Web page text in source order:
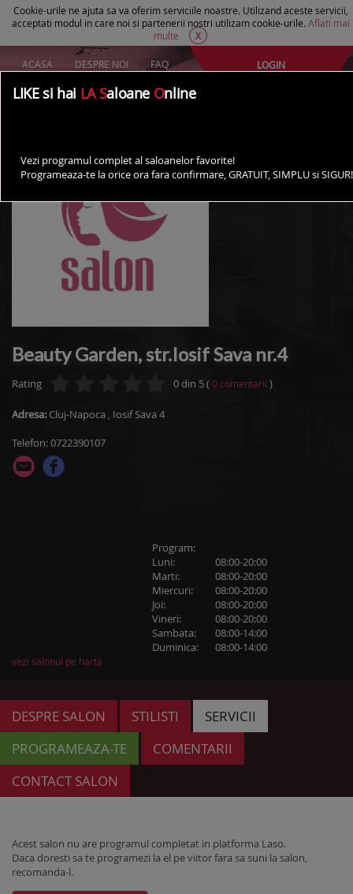
Cookie-urile ne ajuta sa va oferim serviciile noastre. Utilizand aceste servicii,
acceptati modul in care noi si partenerii nostri utilizam cookie-urile. Aflati mai
multe
X
ACASA DESPRE NOI FAQ
AI UN SALON?
LOGIN
Beauty Garden, str.Iosif Sava nr.4
Rating 0din 5( 0 comentarii )
Adresa: Cluj-Napoca , Iosif Sava 4
Telefon: 0722390107
Program:
Luni:
08:00-20:00
Marti:
08:00-20:00
Miercuri:
08:00-20:00
Joi:
08:00-20:00
Vineri:
08:00-20:00
Sambata:
08:00-14:00
Duminica:
08:00-14:00
vezi salonul pe harta
DESPRE SALON STILISTI
SERVICII
PROGRAMEAZA-TE
COMENTARII
CONTACT SALON
Acest salon nu are programul completat in platforma Laso.
Daca doresti sa te programezi la el pe viitor fara sa suni la salon,
recomanda-l.
LIKE si hai LA Saloane Online
Vezi programul complet al saloanelor favorite!
Programeaza-te la orice ora fara confirmare, GRATUIT, SIMPLU si SIGUR!